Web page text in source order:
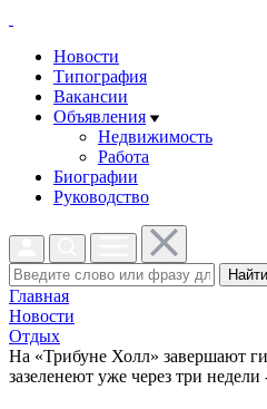
Новости
Типография
Вакансии
Объявления
Недвижимость
Работа
Биографии
Руководство
Найти
Главная
Новости
Отдых
На «Трибуне Холл» завершают
зазеленеют уже через три недели